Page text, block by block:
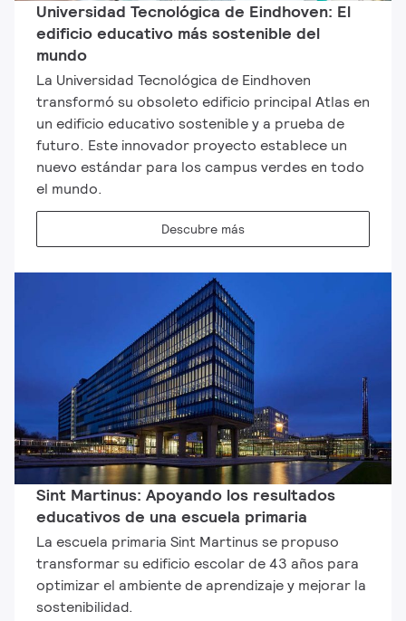
Universidad Tecnológica de Eindhoven: El
edificio educativo más sostenible del
mundo
La Universidad Tecnológica de Eindhoven
transformó su obsoleto edificio principal Atlas en
un edificio educativo sostenible y a prueba de
futuro. Este innovador proyecto establece un
nuevo estándar para los campus verdes en todo
el mundo.
Descubre más
Sint Martinus: Apoyando los resultados
educativos de una escuela primaria
La escuela primaria Sint Martinus se propuso
transformar su edificio escolar de 43 años para
optimizar el ambiente de aprendizaje y mejorar la
sostenibilidad.